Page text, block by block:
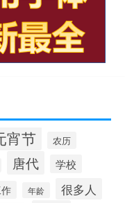
宵节 农历
唐代 学校
年龄 很多人